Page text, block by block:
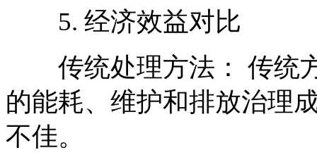
5. 经济效益对比
传统处理方法： 传统
的能耗、维护和排放治理
不佳。